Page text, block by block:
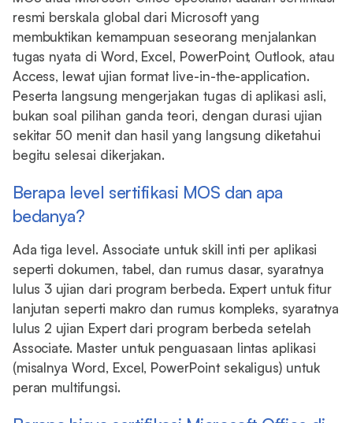
resmi berskala global dari Microsoft yang
membuktikan kemampuan seseorang menjalankan
tugas nyata di Word, Excel, PowerPoint, Outlook, atau
Access, lewat ujian format live-in-the-application.
Peserta langsung mengerjakan tugas di aplikasi asli,
bukan soal pilihan ganda teori, dengan durasi ujian
sekitar 50 menit dan hasil yang langsung diketahui
begitu selesai dikerjakan.
Berapa level sertifikasi MOS dan apa
bedanya?
Ada tiga level. Associate untuk skill inti per aplikasi
seperti dokumen, tabel, dan rumus dasar, syaratnya
lulus 3 ujian dari program berbeda. Expert untuk fitur
lanjutan seperti makro dan rumus kompleks, syaratnya
lulus 2 ujian Expert dari program berbeda setelah
Associate. Master untuk penguasaan lintas aplikasi
(misalnya Word, Excel, PowerPoint sekaligus) untuk
peran multifungsi.